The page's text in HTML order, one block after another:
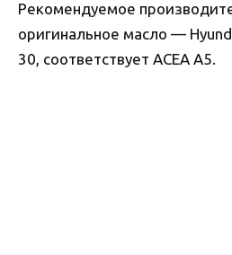
Рекомендуемое
оригинальное масло —
30, соответствует ACEA A5.